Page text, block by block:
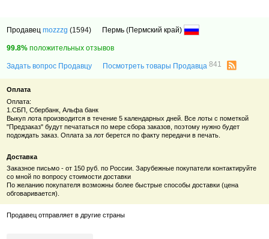
Продавецmozzzg (1594) Пермь (Пермский край)
99.8% положительных отзывов
Задать вопрос Продавцу Посмотреть товары Продавца841
Оплата
Оплата:
1.СБП, Сбербанк, Альфа банк
Выкуп лота производится в течение 5 календарных дней. Все лоты с пометкой
"Предзаказ" будут печататься по мере сбора заказов, поэтому нужно будет
подождать заказ. Оплата за лот берется по факту передачи в печать.
Доставка
Заказное письмо - от 150 руб. по России. Зарубежные покупатели контактируйте
со мной по вопросу стоимости доставки
По желанию покупателя возможны более быстрые способы доставки (цена
обговаривается).
Продавец отправляет в другие страны